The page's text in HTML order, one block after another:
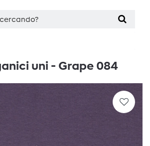
uni - Grape 084